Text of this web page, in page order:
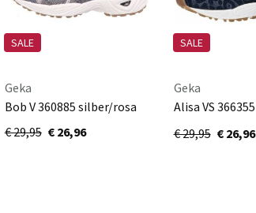
SALE
Geka
Bob V 360885 silber/rosa
€ 29,95 € 26,96
SALE
Geka
Alisa VS 366355
marine/rosa
€ 29,95 € 26,96